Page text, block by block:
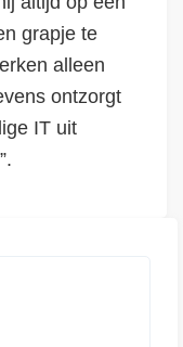
grapje te
alleen
ontzorgt
IT uit